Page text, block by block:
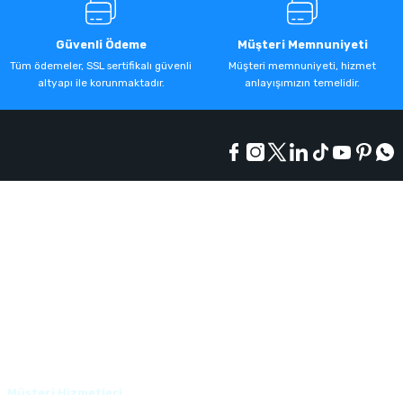
Güvenli Ödeme
Tüm ödemeler, SSL sertifikalı güvenli
altyapı ile korunmaktadır.
Müşteri Memnuniyeti
Müşteri memnuniyeti, hizmet
anlayışımızın temelidir.